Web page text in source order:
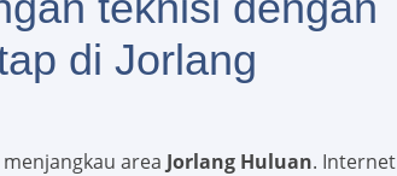
di Jorlang
menjangkau area Jorlang Huluan. Internet